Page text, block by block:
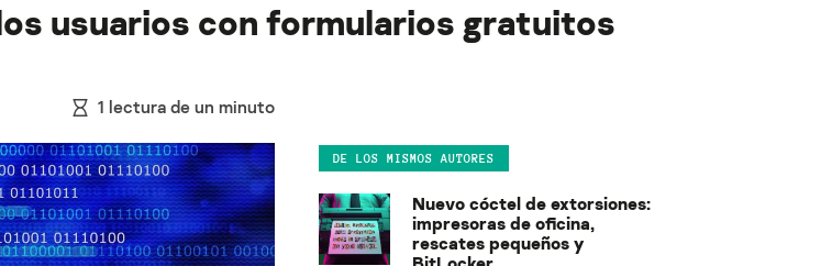
usuarios con formularios gratuitos
1 lectura de un minuto
DE LOS MISMOS AUTORES
Nuevo cóctel de extorsiones:
impresoras de oficina,
rescates pequeños y